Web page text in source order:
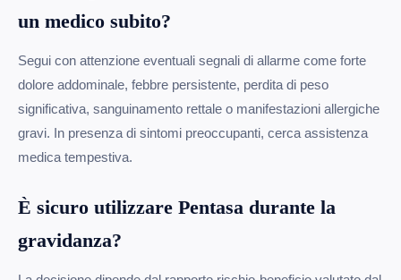
un medico subito?
Segui con attenzione eventuali segnali di allarme come forte
dolore addominale, febbre persistente, perdita di peso
significativa, sanguinamento rettale o manifestazioni allergiche
gravi. In presenza di sintomi preoccupanti, cerca assistenza
medica tempestiva.
È sicuro utilizzare Pentasa durante la
gravidanza?